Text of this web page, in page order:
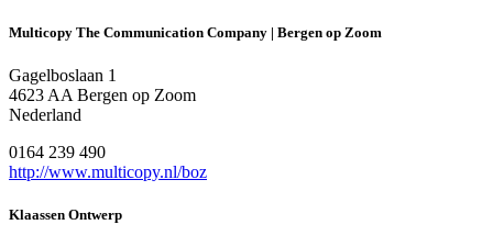
Multicopy The Communication Company | Bergen op Zoom
Gagelboslaan 1
4623 AA Bergen op Zoom
Nederland
0164 239 490
http://www.multicopy.nl/boz
Klaassen Ontwerp